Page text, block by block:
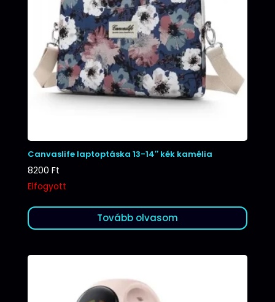
Canvaslife laptoptáska 13-14″ kék kamélia
8200 Ft
Elfogyott
Tovább olvasom